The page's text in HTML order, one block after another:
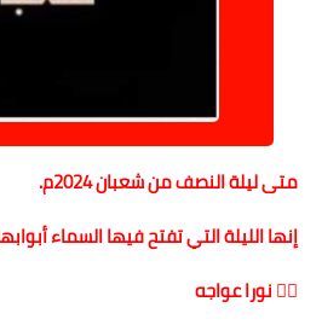
متى ليلة النصف من شعبان 2024م.
إنها الليلة التي تفتح فيها السماء
✍🏻 نورا عواجه